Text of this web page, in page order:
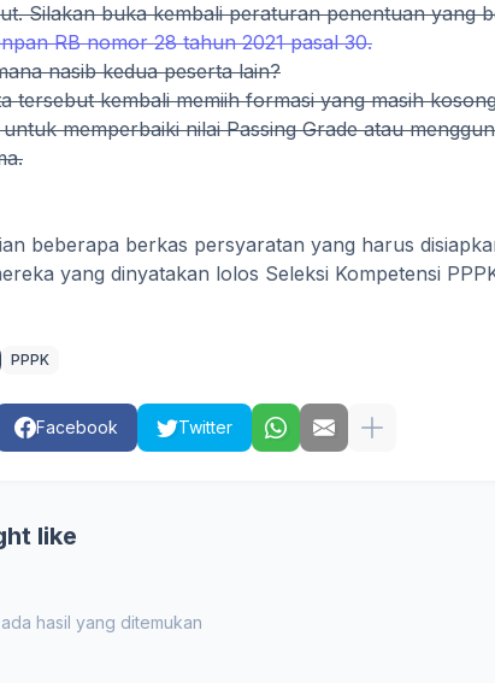
Silakan buka kembali peraturan penentuan yang
RB nomor 28 tahun 2021 pasal 30.
nasib kedua peserta lain?
tersebut kembali memiih formasi yang masih
memperbaiki nilai Passing Grade atau
beberapa berkas persyaratan yang harus
yang dinyatakan lolos Seleksi Kompetensi
PPPK
Facebook Twitter
like
hasil yang ditemukan